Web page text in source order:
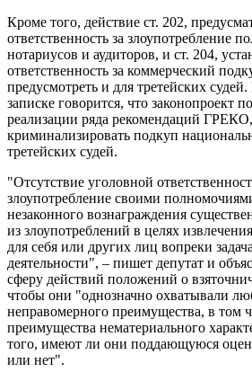
Кроме того, действие ст. 202,
ответственность за злоупотребление
нотариусов и аудиторов, и ст. 204,
ответственность за коммерческий
предусмотреть и для третейских
записке говорится, что законопроект
реализации ряда рекомендаций
криминализировать подкуп
третейских судей.
"Отсутствие уголовной
злоупотребление своими
незаконного вознаграждения
из злоупотреблений в целях
для себя или других лиц вопреки
деятельности", – пишет депутат и
сферу действий положений о
чтобы они "однозначно охватывали
неправомерного преимущества, в том
преимущества нематериального
того, имеют ли они поддающуюся
или нет".